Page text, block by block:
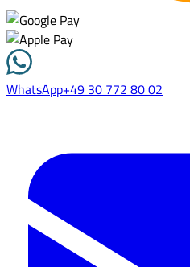
WhatsApp+49 30 772 80 02